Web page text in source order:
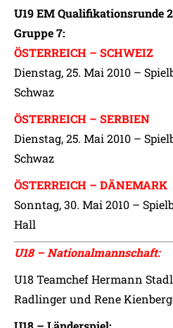
U19 EM Qualifikationsrunde
Gruppe 7:
ÖSTERREICH – SCHWEIZ
Dienstag, 25. Mai 2010 –
Schwaz
ÖSTERREICH – SERBIEN
Dienstag, 25. Mai 2010 –
Schwaz
ÖSTERREICH – DÄNEMARK
Sonntag, 30. Mai 2010 –
Hall
U18 – Nationalmannschaft:
U18 Teamchef Hermann
Radlinger und Rene